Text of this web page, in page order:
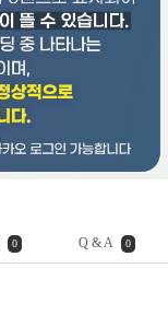
0 Q & A 0